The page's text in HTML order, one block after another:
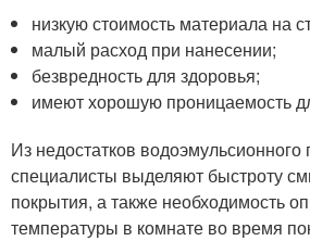
низкую стоимость материала на
малый расход при нанесении;
безвредность для здоровья;
имеют хорошую проницаемость
Из недостатков водоэмульсионного
специалисты выделяют быстроту
покрытия, а также необходимость
температуры в комнате во время